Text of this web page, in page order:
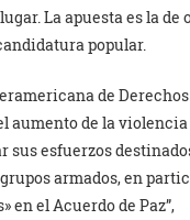
La apuesta es la
popular.
de
aumento de la
sus esfuerzos
armados, en
en el Acuerdo de Paz”,